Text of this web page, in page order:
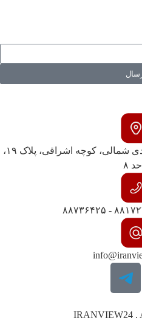
تهران، سیدخندان، ابتدای سهروردی شمالی، کوچه اشراقی، پلاک ۱۹،
۸
IRANVIEW24 .